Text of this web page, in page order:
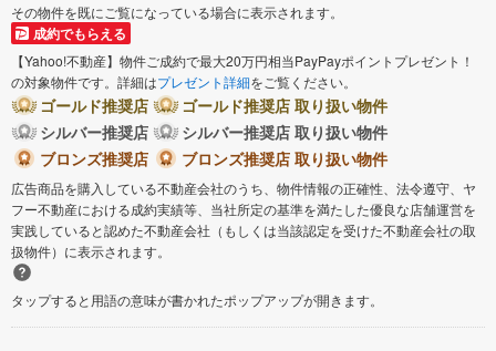
その物件を既にご覧になっている場合に表示されます。
成約でもらえる
【Yahoo!不動産】物件ご成約で最大20万円相当PayPayポイントプレゼント！
の対象物件です。詳細はプレゼント詳細をご覧ください。
ゴールド推奨店
ゴールド推奨店 取り扱い物件
シルバー推奨店
シルバー推奨店 取り扱い物件
ブロンズ推奨店
ブロンズ推奨店 取り扱い物件
広告商品を購入している不動産会社のうち、物件情報の正確性、法令遵守、ヤ
フー不動産における成約実績等、当社所定の基準を満たした優良な店舗運営を
実践していると認めた不動産会社（もしくは当該認定を受けた不動産会社の取
扱物件）に表示されます。
タップすると用語の意味が書かれたポップアップが開きます。